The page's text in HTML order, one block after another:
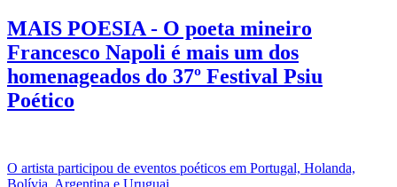
MAIS POESIA - O poeta mineiro
Francesco Napoli é mais um dos
homenageados do 37º Festival Psiu
Poético
O artista participou de eventos poéticos em Portugal, Holanda,